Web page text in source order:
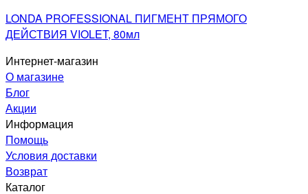
LONDA PROFESSIONAL ПИГМЕНТ ПРЯМОГО
ДЕЙСТВИЯ VIOLET, 80мл
Интернет-магазин
О магазине
Блог
Акции
Информация
Помощь
Условия доставки
Возврат
Каталог